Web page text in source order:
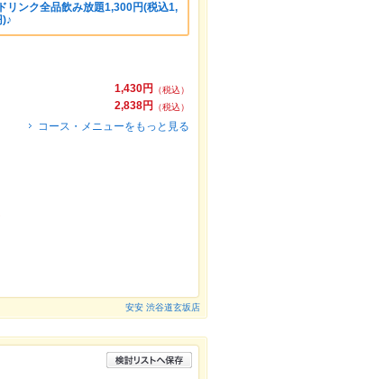
リンク全品飲み放題1,300円(税込1,
1,430円
（税込）
2,838円
（税込）
コース・メニューをもっと見る
安安 渋谷道玄坂店